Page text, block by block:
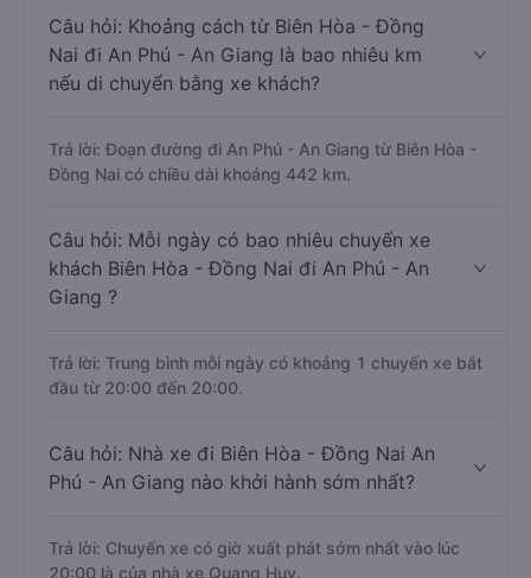
Câu hỏi: Khoảng cách từ Biên Hòa - Đồng
Nai đi An Phú - An Giang là bao nhiêu km
nếu di chuyển bằng xe khách?
Trả lời: Đoạn đường đi An Phú - An Giang từ Biên Hòa -
Đồng Nai có chiều dài khoảng 442 km.
Câu hỏi: Mỗi ngày có bao nhiêu chuyến xe
khách Biên Hòa - Đồng Nai đi An Phú - An
Giang ?
Trả lời: Trung bình mỗi ngày có khoảng 1 chuyến xe bắt
đầu từ 20:00 đến 20:00.
Câu hỏi: Nhà xe đi Biên Hòa - Đồng Nai An
Phú - An Giang nào khởi hành sớm nhất?
Trả lời: Chuyến xe có giờ xuất phát sớm nhất vào lúc
20:00 là của nhà xe Quang Huy.